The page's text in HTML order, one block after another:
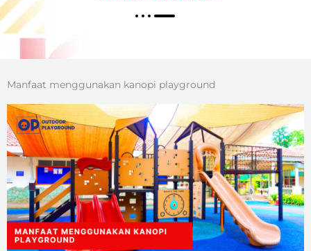
Manfaat menggunakan kanopi playground